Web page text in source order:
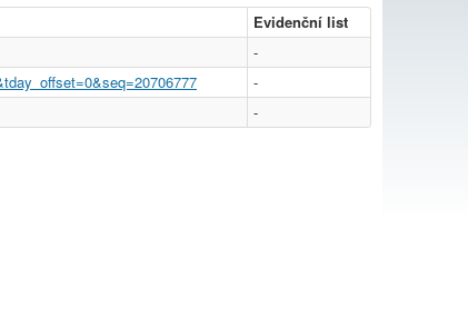
Evidenční list
-
-
-